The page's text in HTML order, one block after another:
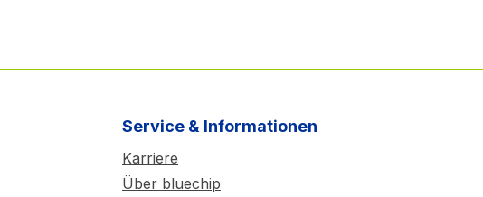
Service & Informationen
Karriere
Über bluechip